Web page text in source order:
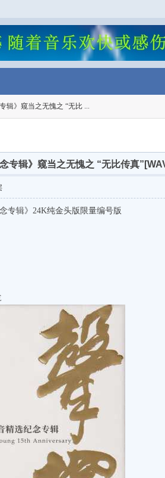
辑》窥当之无愧之 “无比 ...
专辑》窥当之无愧之 “无比传真
专辑》24K纯金头版限量编号版